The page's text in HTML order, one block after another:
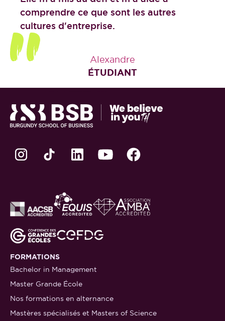
comprendre ce que sont les autres
cultures d'entreprise.
Alexandre
ÉTUDIANT
FORMATIONS
Bachelor in Management
Master Grande École
Nos formations en alternance
Mastères spécialisés et Masters of Science